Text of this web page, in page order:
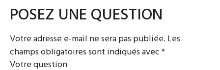
POSEZ UNE QUESTION
Votre adresse e-mail ne sera pas publiée. Les
champs obligatoires sont indiqués avec*
Votre question